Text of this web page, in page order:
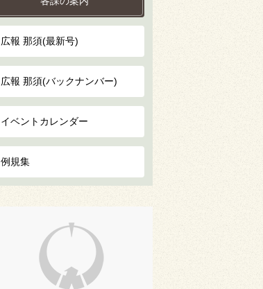
広報 那須(最新号)
広報 那須(バックナンバー)
イベントカレンダー
例規集